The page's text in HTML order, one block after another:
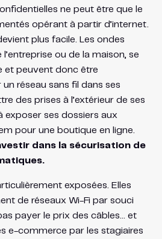
ne peut être que le
opérant à partir d’internet.
plus facile. Les ondes
ou de la maison, se
et peuvent donc être
réseau sans fil dans ses
des prises à l’extérieur de ses
exposer ses dossiers aux
pour une boutique en ligne.
dans la sécurisation de
exposées. Elles
de réseaux Wi-Fi par souci
payer le prix des câbles… et
e-commerce par les stagiaires